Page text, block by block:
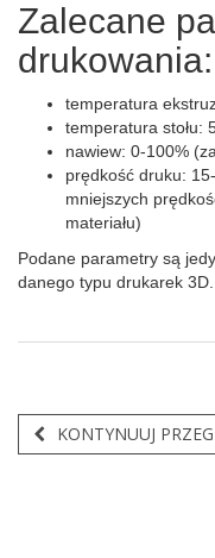
Zalecane
drukowania:
temperatura
temperatura stołu:
nawiew: 0-100%
prędkość druku:
mniejszych
materiału)
Podane parametry są
danego typu drukarek 3D.
KONTYNUUJ